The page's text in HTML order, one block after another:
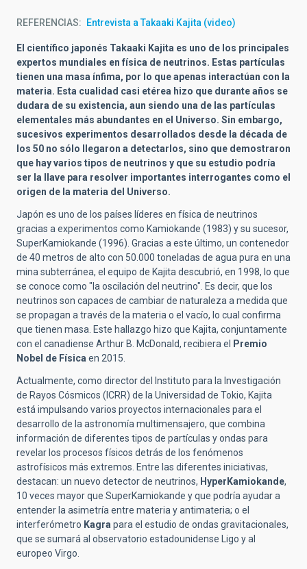
REFERENCIAS Entrevista a Takaaki Kajita (video)
El científico japonés Takaaki Kajita es uno de los principales
expertos mundiales en física de neutrinos. Estas partículas
tienen una masa ínfima, por lo que apenas interactúan con la
materia. Esta cualidad casi etérea hizo que durante años se
dudara de su existencia, aun siendo una de las partículas
elementales más abundantes en el Universo. Sin embargo,
sucesivos experimentos desarrollados desde la década de
los 50 no sólo llegaron a detectarlos, sino que demostraron
que hay varios tipos de neutrinos y que su estudio podría
ser la llave para resolver importantes interrogantes como el
origen de la materia del Universo.
Japón es uno de los países líderes en física de neutrinos
gracias a experimentos como Kamiokande (1983) y su sucesor,
SuperKamiokande (1996). Gracias a este último, un contenedor
de 40 metros de alto con 50.000 toneladas de agua pura en una
mina subterránea, el equipo de Kajita descubrió, en 1998, lo que
se conoce como "la oscilación del neutrino". Es decir, que los
neutrinos son capaces de cambiar de naturaleza a medida que
se propagan a través de la materia o el vacío, lo cual confirma
que tienen masa. Este hallazgo hizo que Kajita, conjuntamente
con el canadiense Arthur B. McDonald, recibiera el Premio
Nobel de Física en 2015.
Actualmente, como director del Instituto para la Investigación
de Rayos Cósmicos (ICRR) de la Universidad de Tokio, Kajita
está impulsando varios proyectos internacionales para el
desarrollo de la astronomía multimensajero, que combina
información de diferentes tipos de partículas y ondas para
revelar los procesos físicos detrás de los fenómenos
astrofísicos más extremos. Entre las diferentes iniciativas,
destacan: un nuevo detector de neutrinos, HyperKamiokande,
10 veces mayor que SuperKamiokande y que podría ayudar a
entender la asimetría entre materia y antimateria; o el
interferómetro Kagra para el estudio de ondas gravitacionales,
que se sumará al observatorio estadounidense Ligo y al
europeo Virgo.